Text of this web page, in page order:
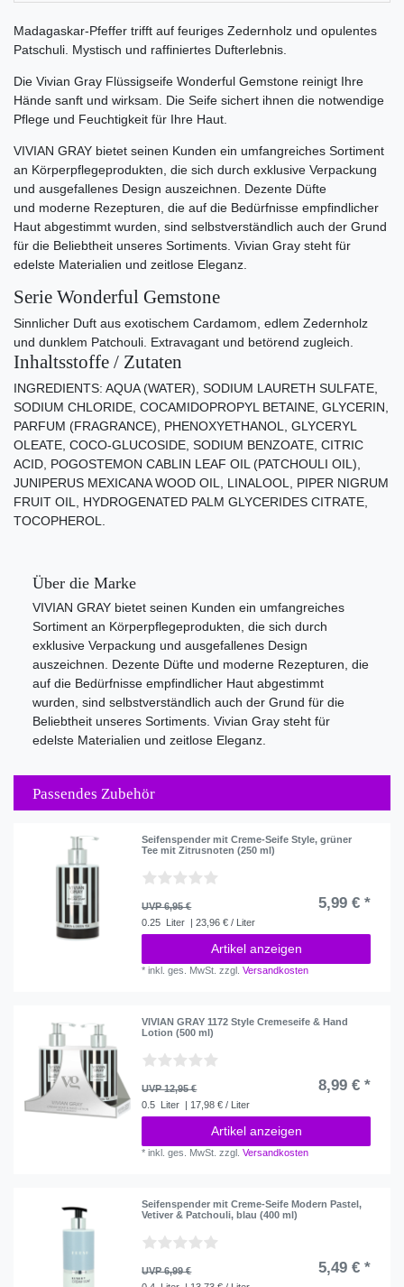
Madagaskar-Pfeffer trifft auf feuriges Zedernholz und opulentes
Patschuli. Mystisch und raffiniertes Dufterlebnis.
Die Vivian Gray Flüssigseife Wonderful Gemstone reinigt Ihre
Hände sanft und wirksam. Die Seife sichert ihnen die notwendige
Pflege und Feuchtigkeit für Ihre Haut.
VIVIAN GRAY bietet seinen Kunden ein umfangreiches Sortiment
an Körperpflegeprodukten, die sich durch exklusive Verpackung
und ausgefallenes Design auszeichnen. Dezente Düfte
und moderne Rezepturen, die auf die Bedürfnisse empfindlicher
Haut abgestimmt wurden, sind selbstverständlich auch der Grund
für die Beliebtheit unseres Sortiments. Vivian Gray steht für
edelste Materialien und zeitlose Eleganz.
Serie Wonderful Gemstone
Sinnlicher Duft aus exotischem Cardamom, edlem Zedernholz
und dunklem Patchouli. Extravagant und betörend zugleich.
Inhaltsstoffe / Zutaten
INGREDIENTS: AQUA (WATER), SODIUM LAURETH SULFATE,
SODIUM CHLORIDE, COCAMIDOPROPYL BETAINE, GLYCERIN,
PARFUM (FRAGRANCE), PHENOXYETHANOL, GLYCERYL
OLEATE, COCO-GLUCOSIDE, SODIUM BENZOATE, CITRIC
ACID, POGOSTEMON CABLIN LEAF OIL (PATCHOULI OIL),
JUNIPERUS MEXICANA WOOD OIL, LINALOOL, PIPER NIGRUM
FRUIT OIL, HYDROGENATED PALM GLYCERIDES CITRATE,
TOCOPHEROL.
Über die Marke
VIVIAN GRAY bietet seinen Kunden ein umfangreiches
Sortiment an Körperpflegeprodukten, die sich durch
exklusive Verpackung und ausgefallenes Design
auszeichnen. Dezente Düfte und moderne Rezepturen, die
auf die Bedürfnisse empfindlicher Haut abgestimmt
wurden, sind selbstverständlich auch der Grund für die
Beliebtheit unseres Sortiments. Vivian Gray steht für
edelste Materialien und zeitlose Eleganz.
Passendes Zubehör
Seifenspender mit Creme-Seife Style, grüner
Tee mit Zitrusnoten (250 ml)
UVP 6,95 € 5,99 € *
0.25 Liter | 23,96 € / Liter
Artikel anzeigen
*inkl. ges. MwSt. zzgl.Versandkosten
VIVIAN GRAY 1172 Style Cremeseife & Hand
Lotion (500 ml)
UVP 12,95 € 8,99 € *
0.5 Liter | 17,98 € / Liter
Artikel anzeigen
*inkl. ges. MwSt. zzgl.Versandkosten
Seifenspender mit Creme-Seife Modern Pastel,
Vetiver & Patchouli, blau (400 ml)
UVP 6,99 € 5,49 € *